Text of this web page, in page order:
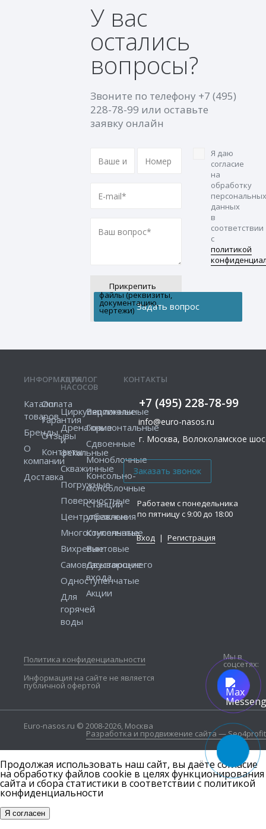
У вас
остались
вопросы?
Звоните по телефону +7 (495)
228-78-99 или оставьте
заявку онлайн
Прикрепить
файлы (реквизиты,
документацию,
чертежи)
Я даю
согласие
на
обработку
персональных
данных
в
соответствии
с
политикой
КОНТАКТЫ
+7 (495) 228-78-99
info@euro-nasos.ru
г. Москва, Волоколамское
Работаем с понедельника
по пятницу с 9:00 до 18:00
Вход | Регистрация
ИНФОРМАЦИЯ
Каталог
товаров
Бренды
О
компании
Доставка
Оплата
Гарантия
Отзывы
Контакты
КАТАЛОГ
НАСОСОВ
Циркуляционные
Дренажные
и
фекальные
Скважинные
Погружные
Поверхностные
Центробежные
Многоступенчатые
Вихревые
Самовсасывающие
Одноступенчатые
Для
горячей
воды
Вертикальные
Горизонтальные
Сдвоенные
Моноблочные
Консольно-
моноблочные
Станции
управления
Консольные
Винтовые
Двустороннего
входа
Акции
Политика конфиденциальности
Информация на сайте не является
публичной офертой
Мы в
соцсетях:
Euro-nasos.ru © 2008-2026, Москва
Разработка и продвижение сайта — Seo4profit
Продолжая использовать наш сайт, вы даёте согласие
на обработку файлов cookie в целях функционирования
сайта и сбора статистики в соответствии с политикой
конфиденциальности
Я согласен